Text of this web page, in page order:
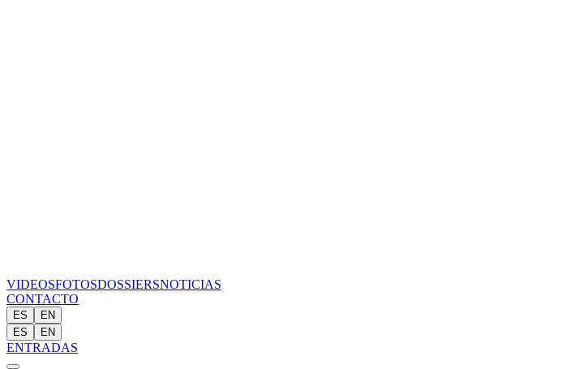
VIDEOSFOTOSDOSSIERSNOTICIAS
CONTACTO
ES
EN
ES
EN
ENTRADAS